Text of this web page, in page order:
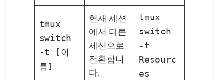
tmux
switch
-t [이
름]
현재 세션
에서 다른
세션으로
전환합니
다.
tmux
switch
-t
Resourc
es